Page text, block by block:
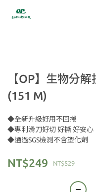
【OP】生物分
(151 M)
◆全新升級好用不回捲
◆專利滑刀好切 好撕 好安心
◆通過SGS檢測不含塑化劑
NT$529
NT$249